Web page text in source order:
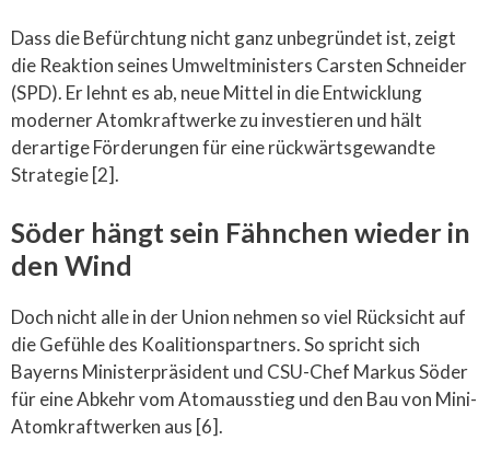
Dass die Befürchtung nicht ganz unbegründet ist, zeigt
die Reaktion seines Umweltministers Carsten Schneider
(SPD). Er lehnt es ab, neue Mittel in die Entwicklung
moderner Atomkraftwerke zu investieren und hält
derartige Förderungen für eine rückwärtsgewandte
Strategie [2].
Söder hängt sein Fähnchen wieder in
den Wind
Doch nicht alle in der Union nehmen so viel Rücksicht auf
die Gefühle des Koalitionspartners. So spricht sich
Bayerns Ministerpräsident und CSU-Chef Markus Söder
für eine Abkehr vom Atomausstieg und den Bau von Mini-
Atomkraftwerken aus [6].